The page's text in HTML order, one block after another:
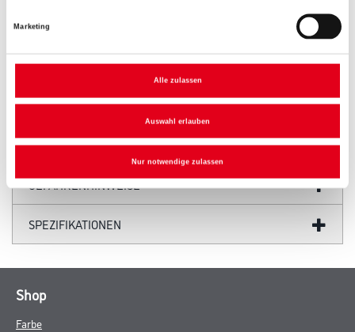
Marketing
Alle zulassen
Auswahl erlauben
Nur notwendige zulassen
PRODUKTEIGENSCHAFTEN
ZUSATZINFOS
GEFAHRENHINWEISE
SPEZIFIKATIONEN
Shop
Farbe